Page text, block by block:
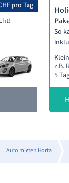
pro Tag
So
z.B.
5
Auto mieten Horta